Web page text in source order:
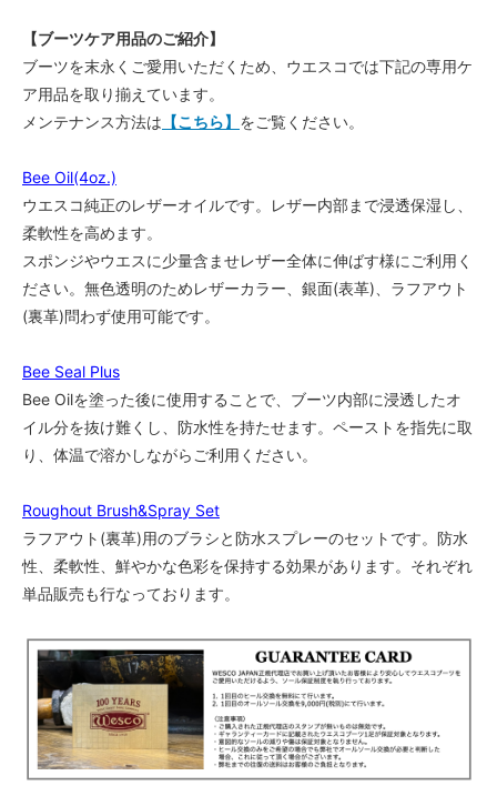
7 1/2AAA
55,000円(税込)
7 1/2A
55,000円(税込)
7 1/2D
55,000円(税込)
7 1/2EE
55,000円(税込)
8AAA
55,000円(税込)
8A
55,000円(税込)
8B
55,000円(税込)
【ブーツケア用品のご紹介】
ブーツを末永くご愛用いただくため、ウエスコでは下記の専用ケ
ア用品を取り揃えています。
メンテナンス方法は 【こちら】 をご覧ください。
Bee Oil(4oz.)
ウエスコ純正のレザーオイルです。レザー内部まで浸透保湿し、
柔軟性を高めます。
スポンジやウエスに少量含ませレザー全体に伸ばす様にご利用く
ださい。無色透明のためレザーカラー、銀面(表革)、ラフアウト
(裏革)問わず使用可能です。
Bee Seal Plus
Bee Oilを塗った後に使用することで、ブーツ内部に浸透したオ
イル分を抜け難くし、防水性を持たせます。ペーストを指先に取
り、体温で溶かしながらご利用ください。
Roughout Brush&Spray Set
ラフアウト(裏革)用のブラシと防水スプレーのセットです。防水
性、柔軟性、鮮やかな色彩を保持する効果があります。それぞれ
単品販売も行なっております。